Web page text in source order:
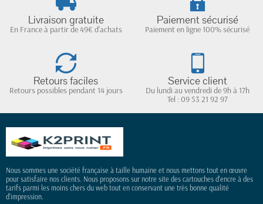
Livraison gratuite
En France à partir de 49€ d'achats
Paiement sécurisé
Paiement en ligne 100% sécurisé
Retours faciles
Retours possibles pendant 14 jours
Service client
Du lundi au vendredi de 9h à 17h
Tel : 09 53 21 92 97
Nous sommes une société française à taille humaine et nous mettons tout en œuvre
pour satisfaire nos clients. Nous proposons sur notre site des cartouches d'encre à des
tarifs parmi les moins chers du web tout en conservant une très bonne qualité
d'impression.